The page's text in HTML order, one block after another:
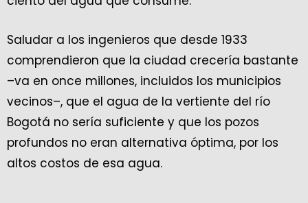
Saludar a los ingenieros que desde 1933
comprendieron que la ciudad crecería bastante
–va en once millones, incluidos los municipios
vecinos–, que el agua de la vertiente del río
Bogotá no sería suficiente y que los pozos
profundos no eran alternativa óptima, por los
altos costos de esa agua.